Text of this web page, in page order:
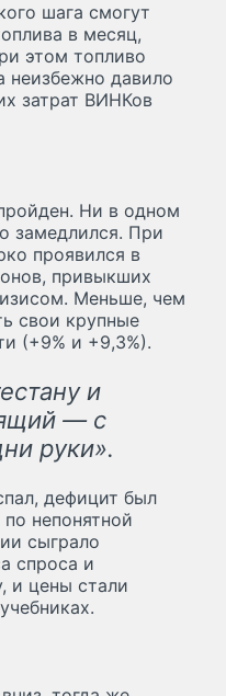
шага смогут
в месяц,
этом топливо
неизбежно давило
затрат ВИНКов
Ни в одном
замедлился. При
проявился в
привыкших
Меньше, чем
свои крупные
(+9% и +9,3%).
и
— с
руки».
дефицит был
непонятной
сыграло
спроса и
и цены стали